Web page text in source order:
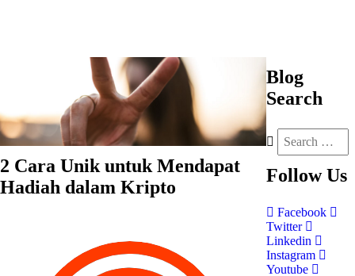
2 Cara Unik untuk Mendapat
Hadiah dalam Kripto
Blog
Search
Follow Us
Facebook
Twitter
Linkedin
Instagram
Youtube